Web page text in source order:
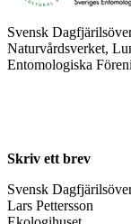
Svensk
Naturvårdsverket,
Entomologiska
Skriv ett brev
Svensk
Lars Pettersson